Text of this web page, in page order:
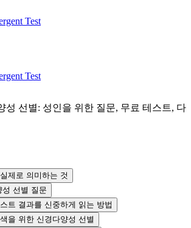
Test
Test
성 선별: 성인을 위한 질문, 무료 테스트, 다
제로 의미하는 것
선별 질문
트 결과를 신중하게 읽는 방법
을 위한 신경다양성 선별